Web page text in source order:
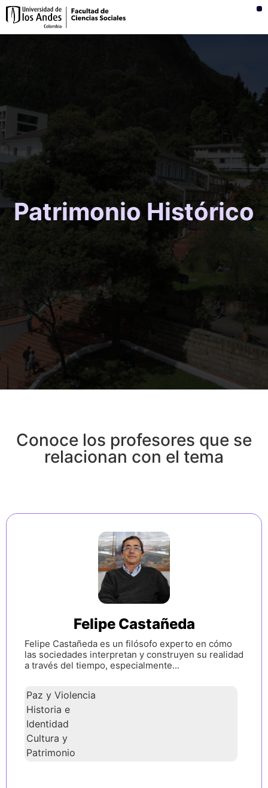
Patrimonio Histórico
Conoce los profesores que se
relacionan con el tema
Felipe Castañeda
Felipe Castañeda es un filósofo experto en cómo
las sociedades interpretan y construyen su realidad
a través del tiempo, especialmente...
Paz y Violencia
Historia e
Identidad
Cultura y
Patrimonio